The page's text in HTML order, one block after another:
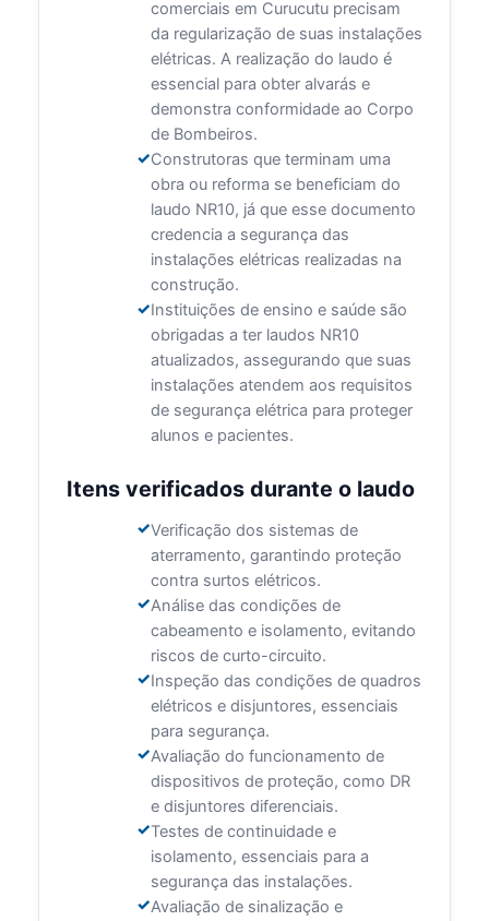
comerciais em Curucutu precisam
da regularização de suas instalações
elétricas. A realização do laudo é
essencial para obter alvarás e
demonstra conformidade ao Corpo
de Bombeiros.
Construtoras que terminam uma
obra ou reforma se beneficiam do
laudo NR10, já que esse documento
credencia a segurança das
instalações elétricas realizadas na
construção.
Instituições de ensino e saúde são
obrigadas a ter laudos NR10
atualizados, assegurando que suas
instalações atendem aos requisitos
de segurança elétrica para proteger
alunos e pacientes.
Itens verificados durante o laudo
Verificação dos sistemas de
aterramento, garantindo proteção
contra surtos elétricos.
Análise das condições de
cabeamento e isolamento, evitando
riscos de curto-circuito.
Inspeção das condições de quadros
elétricos e disjuntores, essenciais
para segurança.
Avaliação do funcionamento de
dispositivos de proteção, como DR
e disjuntores diferenciais.
Testes de continuidade e
isolamento, essenciais para a
segurança das instalações.
Avaliação de sinalização e